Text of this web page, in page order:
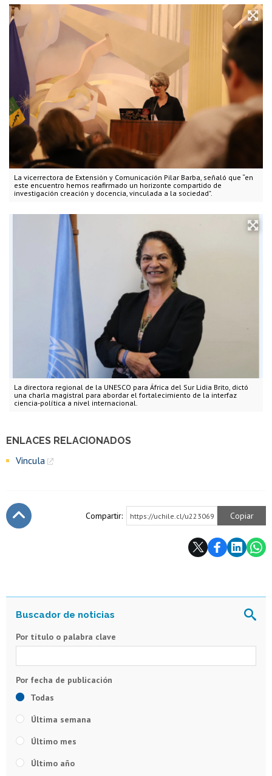
La vicerrectora de Extensión y Comunicación Pilar Barba, señaló que “en
este encuentro hemos reafirmado un horizonte compartido de
investigación creación y docencia, vinculada a la sociedad".
La directora regional de la UNESCO para África del Sur Lidia Brito, dictó
una charla magistral para abordar el fortalecimiento de la interfaz
ciencia-política a nivel internacional.
ENLACES RELACIONADOS
Vincula
Compartir: https://uchile.cl/u223069 Copiar
Por título o palabra clave
Todas
Última semana
Último mes
Último año